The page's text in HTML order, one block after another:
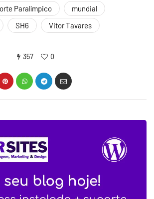
Paralímpico
mundial
SH6 Vitor Tavares
357 0